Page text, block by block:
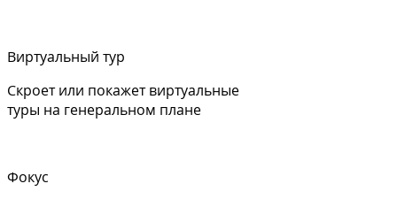
Виртуальный тур
Скроет или покажет виртуальные
туры на генеральном плане
Фокус